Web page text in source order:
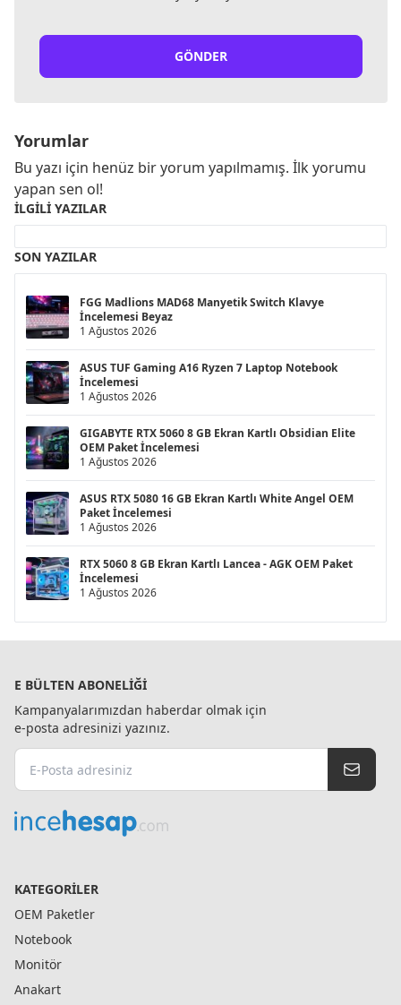
GÖNDER
Yorumlar
Bu yazı için henüz bir yorum yapılmamış. İlk yorumu
yapan sen ol!
İLGILI YAZILAR
SON YAZILAR
FGG Madlions MAD68 Manyetik Switch Klavye
İncelemesi Beyaz
1 Ağustos 2026
ASUS TUF Gaming A16 Ryzen 7 Laptop Notebook
İncelemesi
1 Ağustos 2026
GIGABYTE RTX 5060 8 GB Ekran Kartlı Obsidian Elite
OEM Paket İncelemesi
1 Ağustos 2026
ASUS RTX 5080 16 GB Ekran Kartlı White Angel OEM
Paket İncelemesi
1 Ağustos 2026
RTX 5060 8 GB Ekran Kartlı Lancea - AGK OEM Paket
İncelemesi
1 Ağustos 2026
E BÜLTEN ABONELIĞI
Kampanyalarımızdan haberdar olmak için
e-posta adresinizi yazınız.
KATEGORILER
OEM Paketler
Notebook
Monitör
Anakart